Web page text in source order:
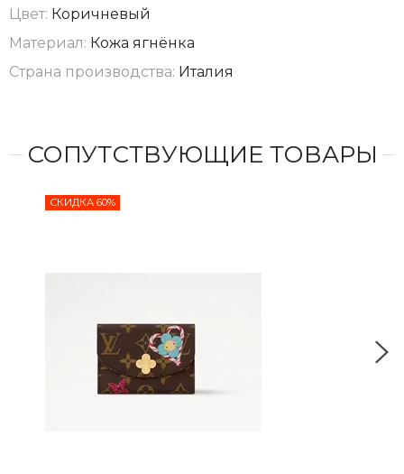
Цвет: Коричневый
Материал: Кожа ягнёнка
Страна производства: Италия
СОПУТСТВУЮЩИЕ ТОВАРЫ
СКИДКА 60%